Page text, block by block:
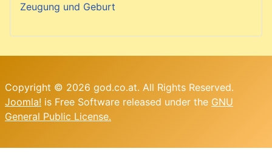
Zeugung und Geburt
Copyright © 2026 god.co.at. All Rights Reserved.
Joomla! is Free Software released under the GNU
General Public License.